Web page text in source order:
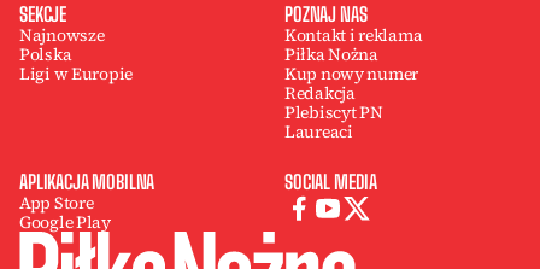
SEKCJE
Najnowsze
Polska
Ligi w Europie
POZNAJ NAS
Kontakt i reklama
Piłka Nożna
Kup nowy numer
Redakcja
Plebiscyt PN
Laureaci
APLIKACJA MOBILNA
App Store
Google Play
SOCIAL MEDIA